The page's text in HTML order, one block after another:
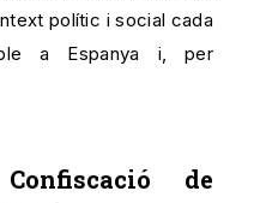
polític i social cada
a Espanya i, per
de